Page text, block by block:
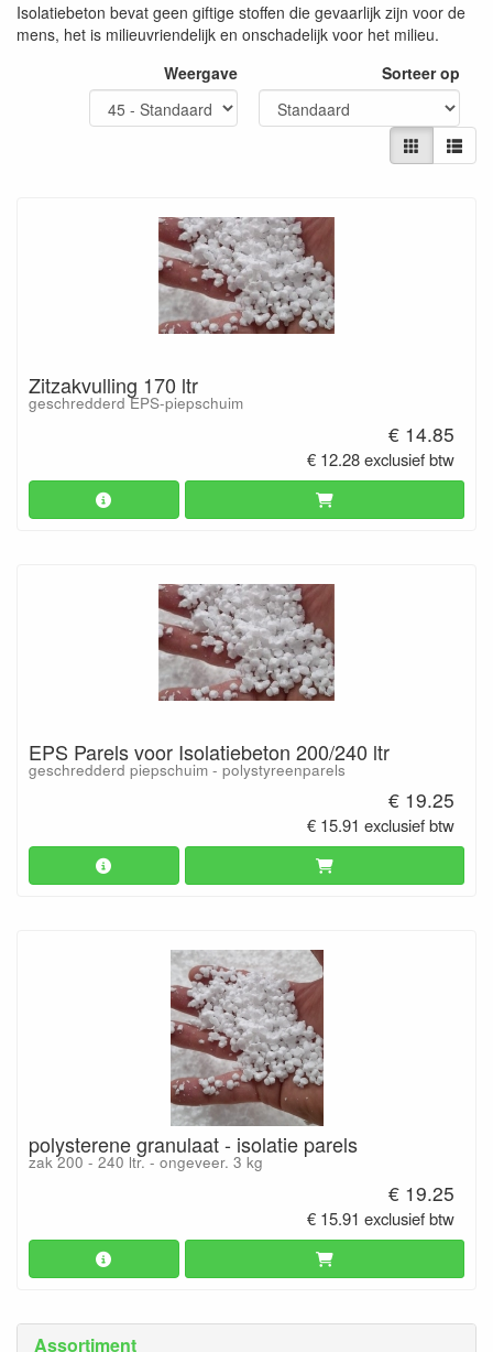
Assortiment
Isolatiebeton bevat geen giftige stoffen die gevaarlijk zijn voor de
mens, het is milieuvriendelijk en onschadelijk voor het milieu.
Weergave
Sorteer op
Zitzakvulling 170 ltr
geschredderd EPS-piepschuim
€ 14.85
€ 12.28 exclusief btw
EPS Parels voor Isolatiebeton 200/240 ltr
geschredderd piepschuim - polystyreenparels
€ 19.25
€ 15.91 exclusief btw
polysterene granulaat - isolatie parels
zak 200 - 240 ltr. - ongeveer. 3 kg
€ 19.25
€ 15.91 exclusief btw